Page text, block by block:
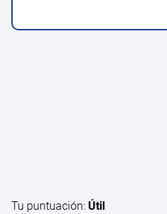
Tu puntuación: Útil